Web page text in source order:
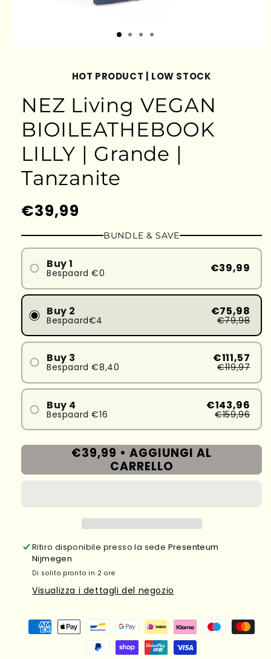
HOT PRODUCT | LOW STOCK
NEZ Living VEGAN
BIOILEATHEBOOK
LILLY | Grande |
Tanzanite
Prezzo
listino
€39,99
BUNDLE & SAVE
Buy 1
Bespaard €0 €39,99
Buy 2
Bespaard€4
€75,98
€79,98
Buy 3
Bespaard €8,40
€111,57
€119,97
Buy 4
Bespaard €16
€143,96
€159,96
€39,99 • AGGIUNGI AL
CARRELLO
Ritiro disponibile presso la sede Presenteum
Nijmegen
Di solito pronto in 2 ore
Visualizza i dettagli del negozio